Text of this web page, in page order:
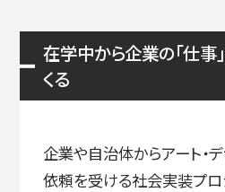
在学中から企業の「仕事
くる
企業や自治体からアート・
依頼を受ける社会実装プロ